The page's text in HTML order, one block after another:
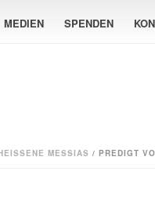
MEDIEN SPENDEN
MESSIAS / PREDIGT